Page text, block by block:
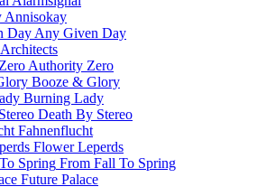
Annisokay
Any Given Day
Architects
Authority Zero
Booze & Glory
Burning Lady
Death By Stereo
Fahnenflucht
Flower Leperds
From Fall To Spring
Future Palace